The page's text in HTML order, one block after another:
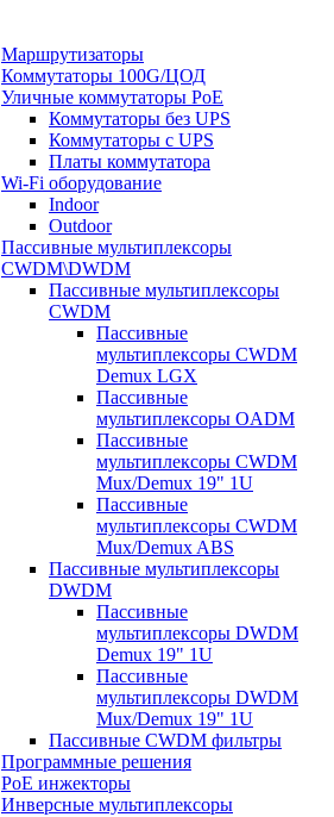
Маршрутизаторы
Коммутаторы 100G/ЦОД
Уличные коммутаторы PoE
Коммутаторы без UPS
Коммутаторы с UPS
Платы коммутатора
Wi-Fi оборудование
Indoor
Outdoor
Пассивные мультиплексоры
CWDM\DWDM
Пассивные мультиплексоры
CWDM
Пассивные
мультиплексоры CWDM
Demux LGX
Пассивные
мультиплексоры OADM
Пассивные
мультиплексоры CWDM
Mux/Demux 19" 1U
Пассивные
мультиплексоры CWDM
Mux/Demux ABS
Пассивные мультиплексоры
DWDM
Пассивные
мультиплексоры DWDM
Demux 19" 1U
Пассивные
мультиплексоры DWDM
Mux/Demux 19" 1U
Пассивные CWDM фильтры
Программные решения
PoE инжекторы
Инверсные мультиплексоры